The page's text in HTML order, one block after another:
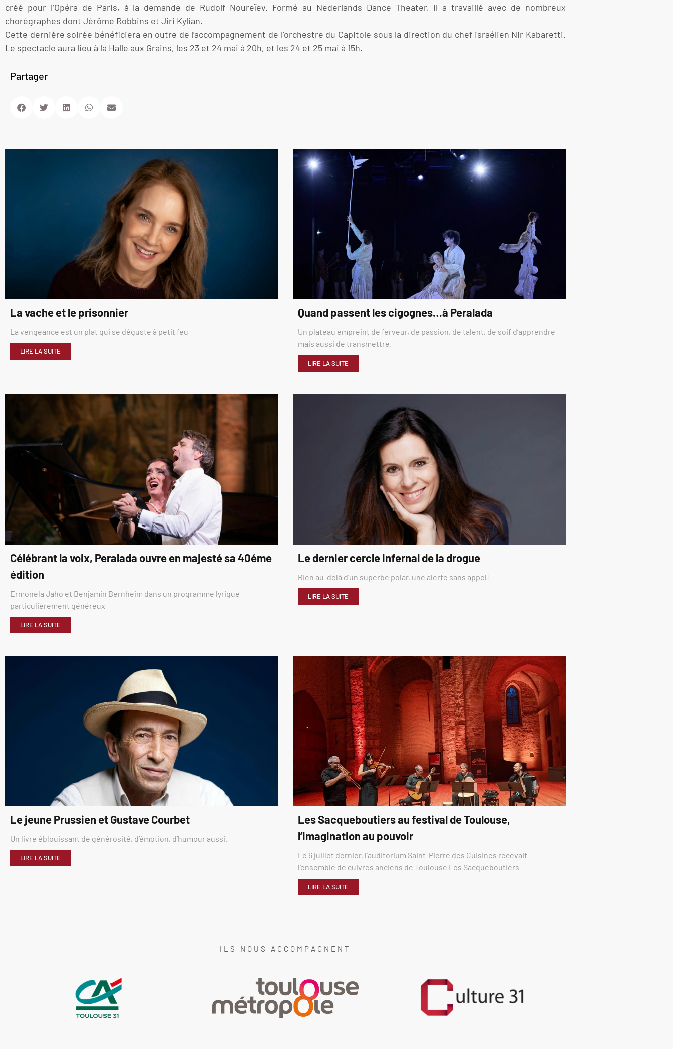
créé pour l’Opéra de Paris, à la demande de Rudolf Noureïev. Formé au Nederlands Dance Theater, il a travaillé avec de nombreux
chorégraphes dont Jérôme Robbins et Jiri Kylian.
Cette dernière soirée bénéficiera en outre de l’accompagnement de l’orchestre du Capitole sous la direction du chef israélien Nir Kabaretti.
Le spectacle aura lieu à la Halle aux Grains, les 23 et 24 mai à 20h, et les 24 et 25 mai à 15h.
Partager
La vache et le prisonnier
La vengeance est un plat qui se déguste à petit feu
LIRE LA SUITE
Quand passent les cigognes…à Peralada
Un plateau empreint de ferveur, de passion, de talent, de soif d’apprendre
mais aussi de transmettre.
LIRE LA SUITE
Célébrant la voix, Peralada ouvre en majesté sa 40éme
édition
Ermonela Jaho et Benjamin Bernheim dans un programme lyrique
particulièrement généreux
LIRE LA SUITE
Le dernier cercle infernal de la drogue
Bien au-delà d’un superbe polar, une alerte sans appel!
LIRE LA SUITE
Le jeune Prussien et Gustave Courbet
Un livre éblouissant de générosité, d’émotion, d’humour aussi.
LIRE LA SUITE
Les Sacqueboutiers au festival de Toulouse,
l’imagination au pouvoir
Le 6 juillet dernier, l’auditorium Saint-Pierre des Cuisines recevait
l’ensemble de cuivres anciens de Toulouse Les Sacqueboutiers
LIRE LA SUITE
ILS NOUS ACCOMPAGNENT